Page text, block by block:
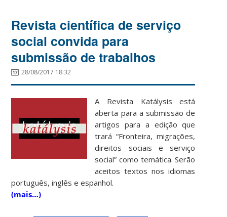
Revista científica de serviço
social convida para
submissão de trabalhos
28/08/2017 18:32
A Revista Katálysis está
aberta para a submissão de
artigos para a edição que
trará “Fronteira, migrações,
direitos sociais e serviço
social” como temática. Serão
aceitos textos nos idiomas
português, inglês e espanhol.
(mais…)